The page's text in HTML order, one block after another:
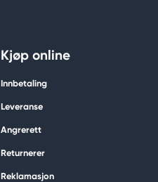
Kjøp online
Innbetaling
Leveranse
Angrerett
Returnerer
Reklamasjon